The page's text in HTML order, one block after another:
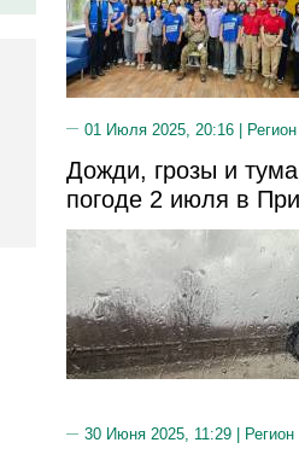
01 Июля 2025, 20:16 |
Дожди, грозы и
погоде 2 июля в
30 Июня 2025, 11:29 |